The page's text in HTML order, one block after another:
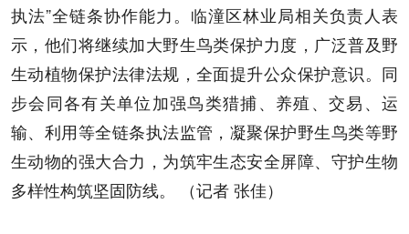
执法”全链条协作能力。临潼区林业局相关负责人表
示，他们将继续加大野生鸟类保护力度，广泛普及野
生动植物保护法律法规，全面提升公众保护意识。同
步会同各有关单位加强鸟类猎捕、养殖、交易、运
输、利用等全链条执法监管，凝聚保护野生鸟类等野
生动物的强大合力，为筑牢生态安全屏障、守护生物
多样性构筑坚固防线。 （记者 张佳）